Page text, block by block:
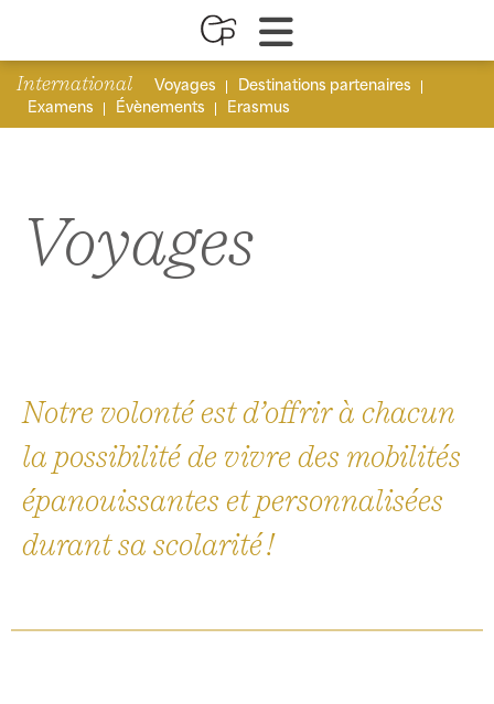
International Voyages
Destinations partenaires
Examens
Évènements Erasmus
Voyages
Notre volonté est d’offrir à chacun
la possibilité de vivre des mobilités
épanouissantes et personnalisées
durant sa scolarité !